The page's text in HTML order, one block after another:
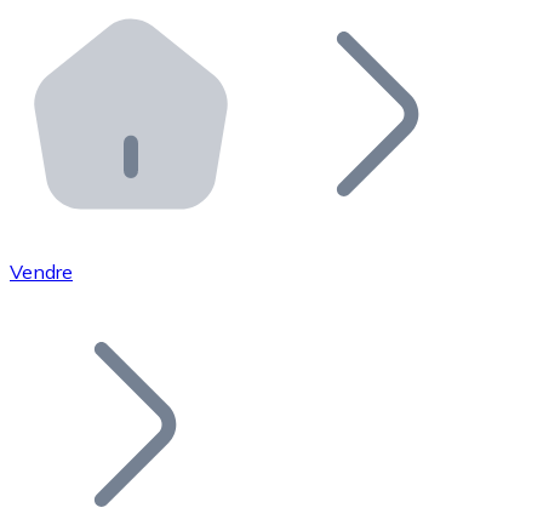
Distributeurs automatiques Bitnovo
Intégrez un ATM Bitnovo dans votre entreprise et
API Bitnovo
Intégrez notre API dans votre écosystème.
Rejoignez notre réseau de distributeurs et
Ajoutez le token de votre projet à notre service
Vendre